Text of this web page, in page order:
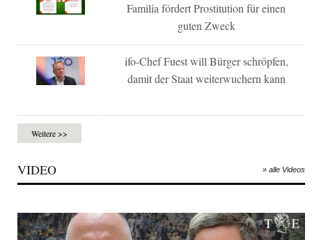
Familia fördert Prostitution für einen
guten Zweck
ifo-Chef Fuest will Bürger schröpfen,
damit der Staat weiterwuchern kann
Weitere >>
VIDEO » alle Videos